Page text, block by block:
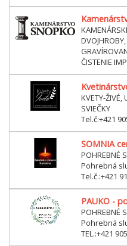
ČISTENIE
KVETY-ŽIVÉ,
SVIEČKY
Tel.č:+421
SOMNIA
POHREBNÉ
Pohrebná
Tel.č.:+421
PAUKO -
POHREBNÉ
Pohrebná
TEL.:+421